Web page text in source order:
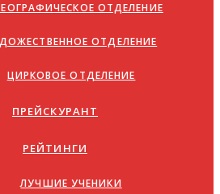
ОТДЕЛЕНИЕ
ОТДЕЛЕНИЕ
ЦИРКОВОЕ ОТДЕЛЕНИЕ
ПРЕЙСКУРАНТ
РЕЙТИНГИ
ЛУЧШИЕ УЧЕНИКИ